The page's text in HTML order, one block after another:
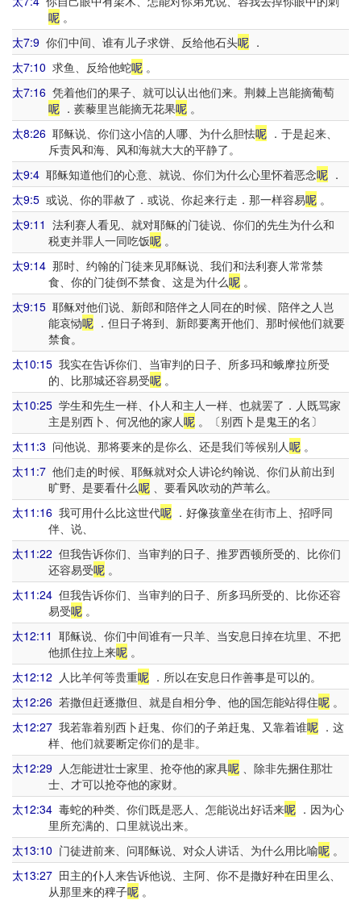
呢。
太7:9 你们中间、谁有儿子求饼、反给他石头呢 ．
太7:10 求鱼、反给他蛇呢 。
太7:16 凭着他们的果子、就可以认出他们来。荆棘上岂能摘葡萄
呢．蒺藜里岂能摘无花果呢。
太8:26 耶稣说、你们这小信的人哪、为什么胆怯呢 ．于是起来、
斥责风和海、风和海就大大的平静了。
太9:4 耶稣知道他们的心意、就说、你们为什么心里怀着恶念呢 ．
太9:5 或说、你的罪赦了．或说、你起来行走．那一样容易呢 。
太9:11 法利赛人看见、就对耶稣的门徒说、你们的先生为什么和
税吏并罪人一同吃饭呢。
太9:14 那时、约翰的门徒来见耶稣说、我们和法利赛人常常禁
食、你的门徒倒不禁食、这是为什么呢。
太9:15 耶稣对他们说、新郎和陪伴之人同在的时候、陪伴之人岂
能哀恸呢．但日子将到、新郎要离开他们、那时候他们就要
禁食。
太10:15 我实在告诉你们、当审判的日子、所多玛和蛾摩拉所受
的、比那城还容易受呢。
太10:25 学生和先生一样、仆人和主人一样、也就罢了．人既骂家
主是别西卜、何况他的家人呢。〔别西卜是鬼王的名〕
太11:3 问他说、那将要来的是你么、还是我们等候别人呢 。
太11:7 他们走的时候、耶稣就对众人讲论约翰说、你们从前出到
旷野、是要看什么呢、要看风吹动的芦苇么。
太11:16 我可用什么比这世代呢 ．好像孩童坐在街市上、招呼同
伴、说、
太11:22 但我告诉你们、当审判的日子、推罗西顿所受的、比你们
还容易受呢。
太11:24 但我告诉你们、当审判的日子、所多玛所受的、比你还容
易受呢。
太12:11 耶稣说、你们中间谁有一只羊、当安息日掉在坑里、不把
他抓住拉上来呢。
太12:12 人比羊何等贵重呢 ．所以在安息日作善事是可以的。
太12:26 若撒但赶逐撒但、就是自相分争、他的国怎能站得住呢 。
太12:27 我若靠着别西卜赶鬼、你们的子弟赶鬼、又靠着谁呢 ．这
样、他们就要断定你们的是非。
太12:29 人怎能进壮士家里、抢夺他的家具呢 、除非先捆住那壮
士、才可以抢夺他的家财。
太12:34 毒蛇的种类、你们既是恶人、怎能说出好话来呢 ．因为心
里所充满的、口里就说出来。
太13:10 门徒进前来、问耶稣说、对众人讲话、为什么用比喻呢 。
太13:27 田主的仆人来告诉他说、主阿、你不是撒好种在田里么、
从那里来的稗子呢。